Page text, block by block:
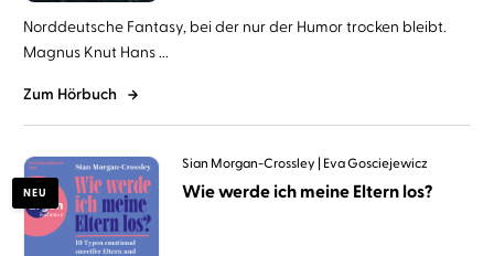
Norddeutsche Fantasy, bei der nur der Humor trocken bleibt.
Magnus Knut Hans ...
Zum Hörbuch
NEU
Sian Morgan-Crossley Eva Gosciejewicz
Wie werde ich meine Eltern los?